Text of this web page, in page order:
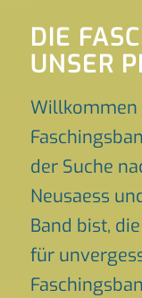
DIE
UNSER
Willkommen
der Suche
Neusaess
Band bist,
für